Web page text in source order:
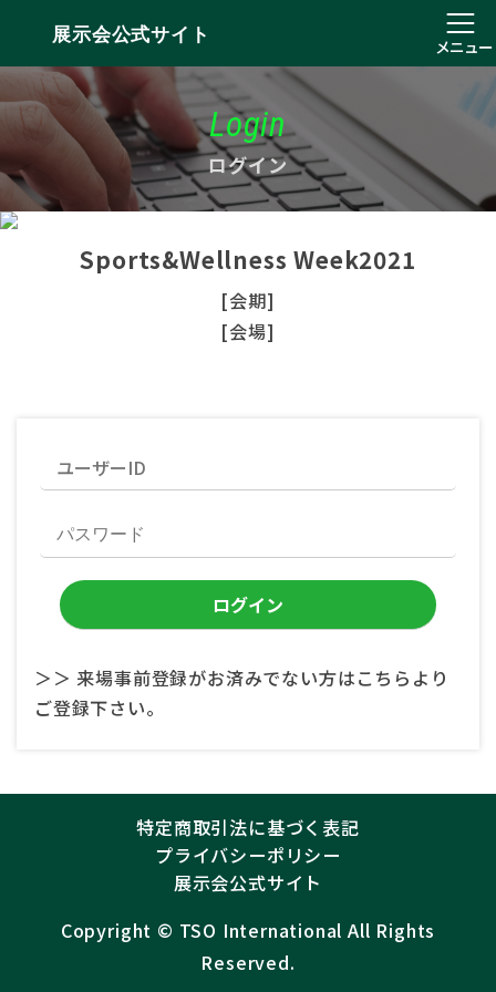
展示会公式サイト
メニュー
Login
ログイン
Sports&Wellness Week2021
[会期]
[会場]
＞＞ 来場事前登録がお済みでない方はこちらより
ご登録下さい。
特定商取引法に基づく表記
プライバシーポリシー
展示会公式サイト
Copyright ©︎ TSO International All Rights
Reserved.